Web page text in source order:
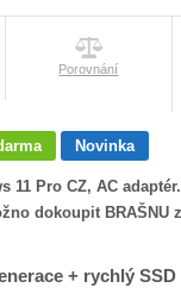
Porovnání
Novinka
11 Pro CZ, AC
dokoupit BRAŠNU
+ rychlý